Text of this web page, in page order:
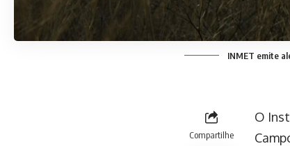
INMET emite
Compartilhe
O